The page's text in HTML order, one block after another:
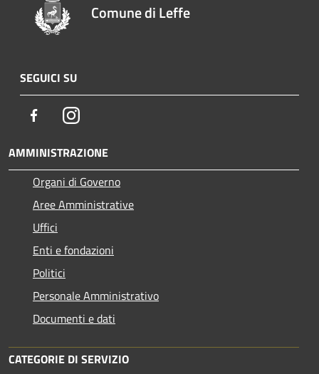
Comune di Leffe
SEGUICI SU
FacebookInstagram
AMMINISTRAZIONE
Organi di Governo
Aree Amministrative
Uffici
Enti e fondazioni
Politici
Personale Amministrativo
Documenti e dati
CATEGORIE DI SERVIZIO